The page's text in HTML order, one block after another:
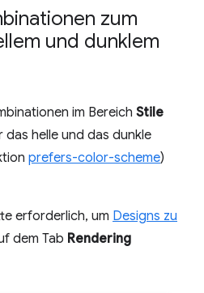
zum
und dunklem
im Bereich Stile
das helle und das dunkle
prefers-color-scheme)
erforderlich, um Designs zu
dem Tab Rendering